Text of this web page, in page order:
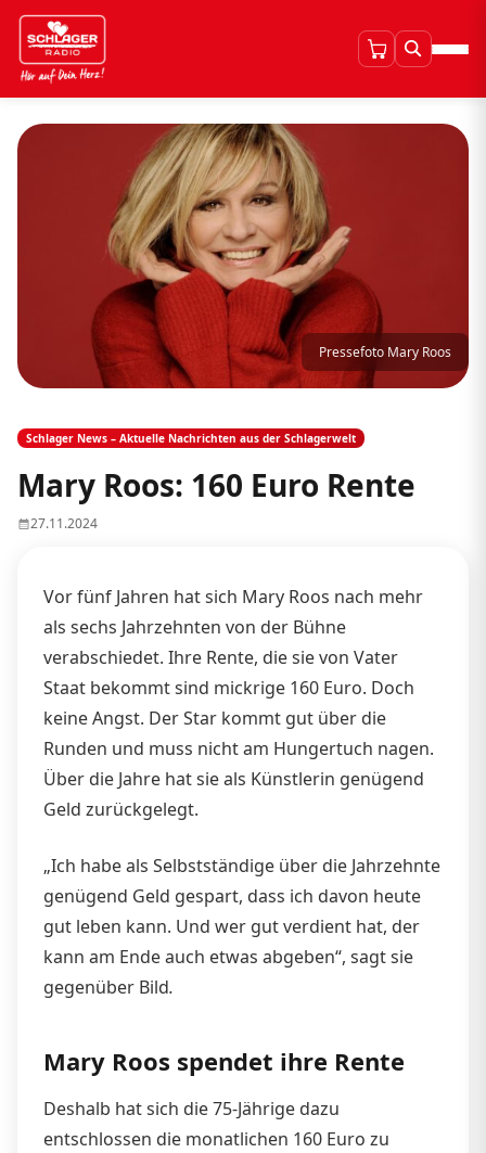
Pressefoto Mary Roos
Schlager News – Aktuelle Nachrichten aus der Schlagerwelt
Mary Roos: 160 Euro Rente
27.11.2024
Vor fünf Jahren hat sich Mary Roos nach mehr
als sechs Jahrzehnten von der Bühne
verabschiedet. Ihre Rente, die sie von Vater
Staat bekommt sind mickrige 160 Euro. Doch
keine Angst. Der Star kommt gut über die
Runden und muss nicht am Hungertuch nagen.
Über die Jahre hat sie als Künstlerin genügend
Geld zurückgelegt.
„Ich habe als Selbstständige über die Jahrzehnte
genügend Geld gespart, dass ich davon heute
gut leben kann. Und wer gut verdient hat, der
kann am Ende auch etwas abgeben“, sagt sie
gegenüber Bild.
Mary Roos spendet ihre Rente
Deshalb hat sich die 75-Jährige dazu
entschlossen die monatlichen 160 Euro zu